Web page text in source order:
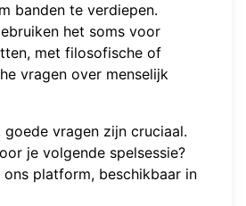
banden te verdiepen.
het soms voor
met filosofische of
vragen over menselijk
vragen zijn cruciaal.
je volgende spelsessie?
ons platform, beschikbaar in